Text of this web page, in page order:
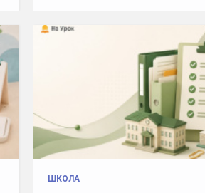
ШКОЛА